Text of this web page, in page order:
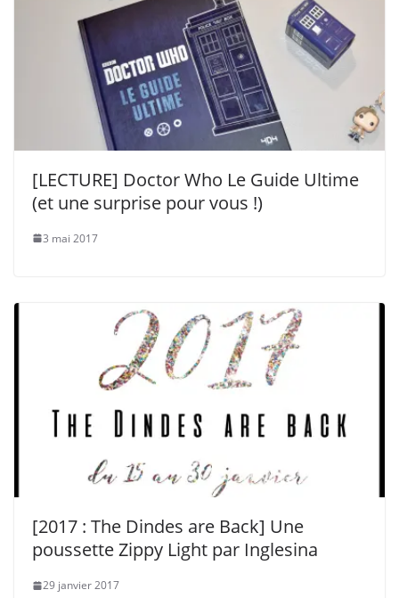
[LECTURE] Doctor Who Le Guide Ultime
(et une surprise pour vous !)
3 mai 2017
[2017 : The Dindes are Back] Une
poussette Zippy Light par Inglesina
29 janvier 2017